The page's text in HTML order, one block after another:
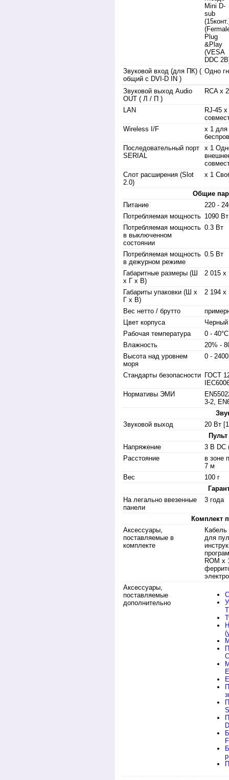
Mini D-
sub
Plug
&Play
(VESA
DDC
Звуковой вход (для ПК) (
общий с DVI-D IN )
Одно
Звуковой выход Audio
OUT ( Л / П )
RCA х 2
LAN
RJ-45
Wireless I/F
x 1 для
Последовательный порт
SERIAL
x 1
Слот расширения (Slot
2.0)
x 1
Общие
Питание
220 -
Потребляемая мощность 1090 Вт
Потребляемая мощность
в выключенном
состоянии
0.3 Вт
Потребляемая мощность
в дежурном режиме
0.5 Вт
Габаритные размеры (Ш
x Г x В)
2 015 x
Габариты упаковки (Ш x
Г x В)
2 194 x
Вес нетто / брутто
Цвет корпуса
Черный
Рабочая температура
0 - 40°C
Влажность
20% -
Высота над уровнем
моря
0 -
Стандарты безопасности ГОСТ
Нормативы ЭМИ
3-2,
Звуковой выход
20 Вт
Напряжение
3 В DC
Расстояние
в зоне
7 м
Вес
100 г
На легально ввезенные
панели
3 года
Комплект
Аксессуары,
поставляемые в
комплекте
Кабель
для
ROM x
Аксессуары,
поставляемые
дополнительно